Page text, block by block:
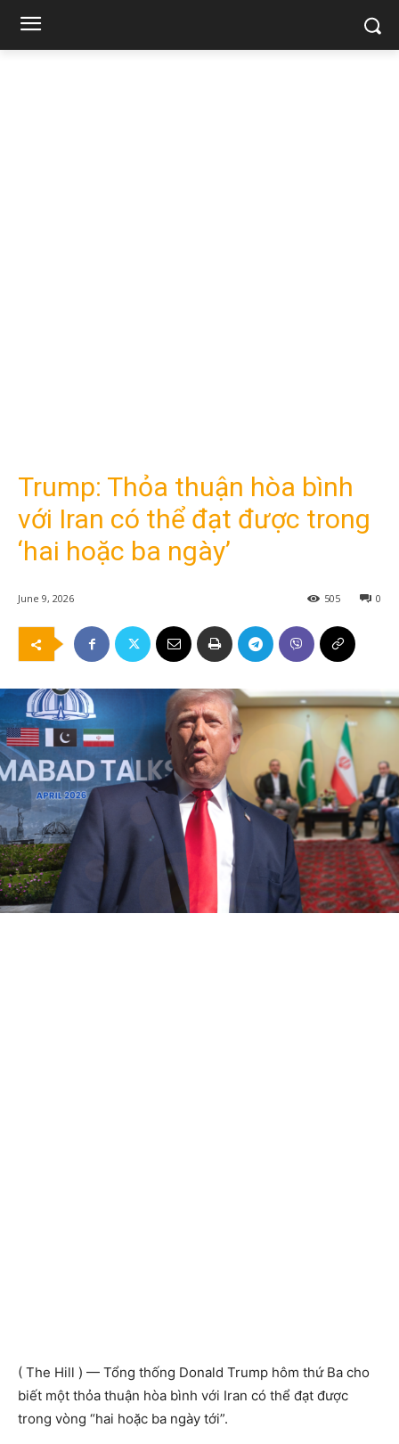
Trump: Thỏa thuận hòa bình
với Iran có thể đạt được trong
‘hai hoặc ba ngày’
June 9, 2026 0
505
( The Hill ) — Tổng thống Donald Trump hôm thứ Ba cho
biết một thỏa thuận hòa bình với Iran có thể đạt được
trong vòng “hai hoặc ba ngày tới”.